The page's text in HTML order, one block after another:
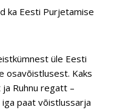
ka Eesti Purjetamise
üle Eesti
osavõistlusest. Kaks
Ruhnu regatt –
paat võistlussarja